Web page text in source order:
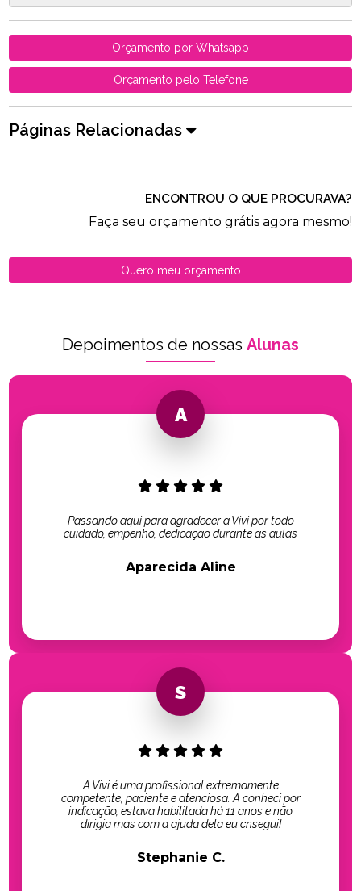
Orçamento por Whatsapp
Orçamento pelo Telefone
Páginas Relacionadas
ENCONTROU O QUE PROCURAVA?
Faça seu orçamento grátis agora mesmo!
Quero meu orçamento
Depoimentos de nossas Alunas
Passando aqui para agradecer a Vivi por todo
cuidado, empenho, dedicação durante as aulas
Aparecida Aline
A Vivi é uma profissional extremamente
competente, paciente e atenciosa. A conheci por
indicação, estava habilitada há 11 anos e não
dirigia mas com a ajuda dela eu cnsegui!
Stephanie C.